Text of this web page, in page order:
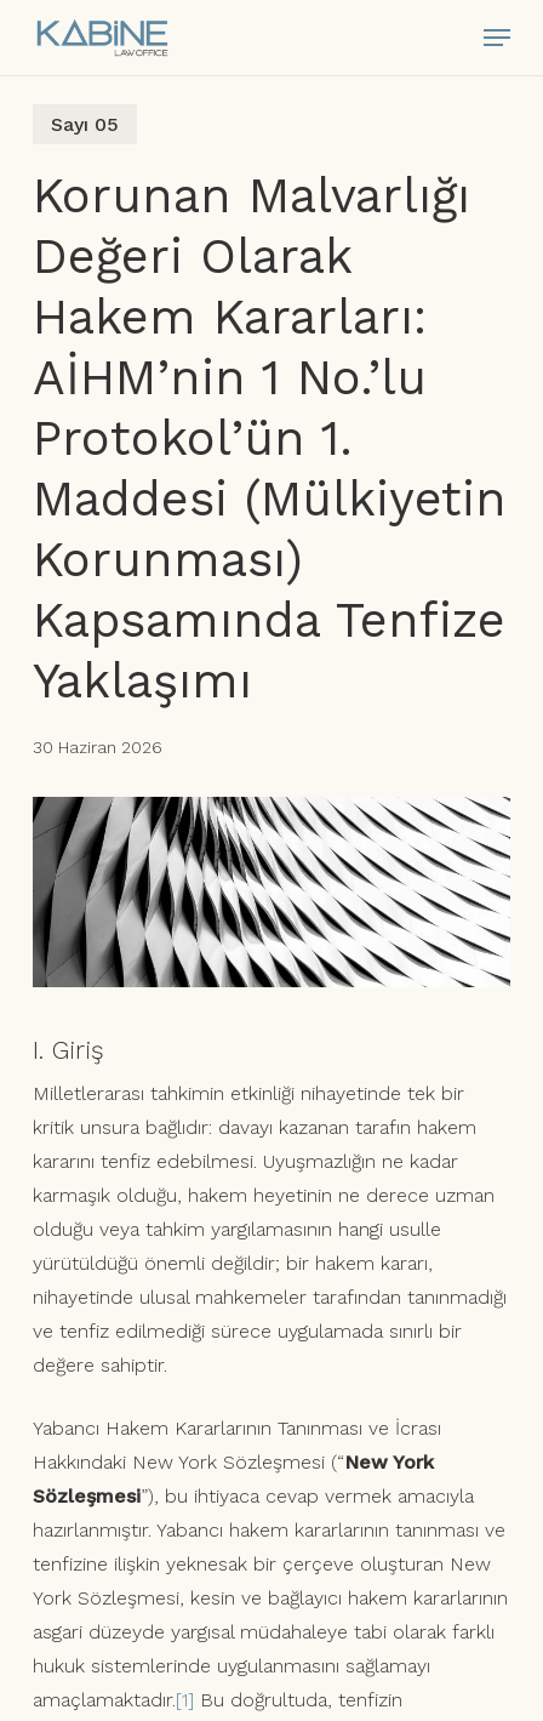
content
Menu
Sayı 05
Korunan Malvarlığı
Değeri Olarak
Hakem Kararları:
AİHM’nin 1 No.’lu
Protokol’ün 1.
Maddesi (Mülkiyetin
Korunması)
Kapsamında Tenfize
Yaklaşımı
30 Haziran 2026
I. Giriş
Milletlerarası tahkimin etkinliği nihayetinde tek bir
kritik unsura bağlıdır: davayı kazanan tarafın hakem
kararını tenfiz edebilmesi. Uyuşmazlığın ne kadar
karmaşık olduğu, hakem heyetinin ne derece uzman
olduğu veya tahkim yargılamasının hangi usulle
yürütüldüğü önemli değildir; bir hakem kararı,
nihayetinde ulusal mahkemeler tarafından tanınmadığı
ve tenfiz edilmediği sürece uygulamada sınırlı bir
değere sahiptir.
Yabancı Hakem Kararlarının Tanınması ve İcrası
Hakkındaki New York Sözleşmesi (“New York
Sözleşmesi”), bu ihtiyaca cevap vermek amacıyla
hazırlanmıştır. Yabancı hakem kararlarının tanınması ve
tenfizine ilişkin yeknesak bir çerçeve oluşturan New
York Sözleşmesi, kesin ve bağlayıcı hakem kararlarının
asgari düzeyde yargısal müdahaleye tabi olarak farklı
hukuk sistemlerinde uygulanmasını sağlamayı
amaçlamaktadır.[1] Bu doğrultuda, tenfizin